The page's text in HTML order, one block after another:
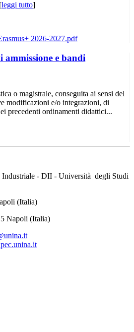
leggi tutto]
e bandi
o magistrale, conseguita ai sensi del
modificazioni e/o integrazioni, di
precedenti ordinamenti didattici...
Industriale - DII - Università degli Studi
(Italia)
Napoli (Italia)